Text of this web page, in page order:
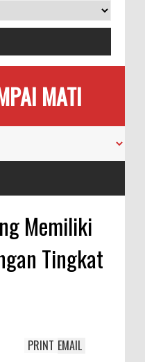
MATI
Memiliki
Tingkat
EMAIL
PRINT